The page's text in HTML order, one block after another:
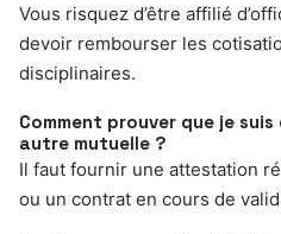
Vous risquez d’être affilié
devoir rembourser les
disciplinaires.
Comment prouver que je
autre mutuelle ?
Il faut fournir une attestation
ou un contrat en cours de